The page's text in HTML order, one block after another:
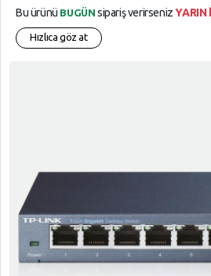
Bu ürünü BUGÜN sipariş verirseniz
Hızlıca göz at